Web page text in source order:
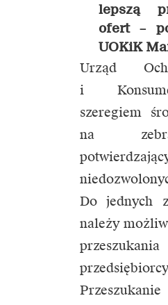
lepszą
ofert –
UOKiK
Urząd
i
szeregiem
na
Do jednych
należy